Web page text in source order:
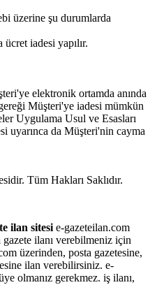
üzerine şu durumlarda
iadesi yapılır.
elektronik ortamda anında
Müşteri'ye iadesi mümkün
Uygulama Usul ve Esasları
uyarınca da Müşteri'nin cayma
Tüm Hakları Saklıdır.
ilan sitesi e-gazeteilan.com
ilanı verebilmeniz için
üzerinden, posta gazetesine,
ilan verebilirsiniz. e-
olmanız gerekmez. iş ilanı,